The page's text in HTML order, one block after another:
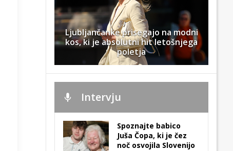
Ljubljančanke prisegajo na modni
kos, ki je absolutni hit letošnjega
poletja
Intervju
Spoznajte babico
Juša Čopa, ki je čez
noč osvojila Slovenijo